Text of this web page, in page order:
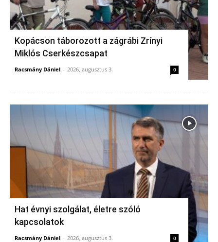
Kopácson táborozott a zágrábi Zrínyi
Miklós Cserkészcsapat
Racsmány Dániel - 2026, augusztus 3. 0
Hat évnyi szolgálat, életre szóló
kapcsolatok
Racsmány Dániel - 2026, augusztus 3. 0